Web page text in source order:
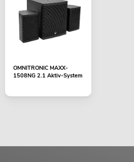
OMNITRONIC MAXX-
1508NG 2.1 Aktiv-System